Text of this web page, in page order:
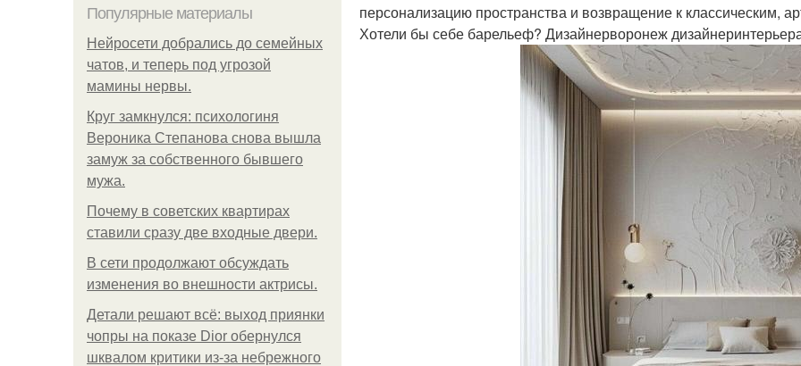
Популярные материалы
Нейросети добрались до семейных
чатов, и теперь под угрозой
мамины нервы.
Круг замкнулся: психологиня
Вероника Степанова снова вышла
замуж за собственного бывшего
мужа.
Почему в советских квартирах
ставили сразу две входные двери.
В сети продолжают обсуждать
изменения во внешности актрисы.
Детали решают всё: выход приянки
чопры на показе Dior обернулся
шквалом критики из-за небрежного
персонализацию пространства и возвращение к классическим,
Хотели бы себе барельеф? Дизайнерворонеж